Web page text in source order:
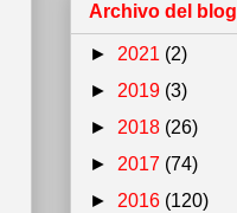
Archivo del blog
► 2021 (2)
► 2019 (3)
► 2018 (26)
► 2017 (74)
► 2016 (120)